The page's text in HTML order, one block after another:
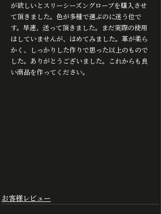
が欲しいとスリーシーズングローブを購入させ
て頂きました。色が多種で選ぶのに迷う位で
す。早速、送って頂きました。まだ実際の使用
はしていませんが、はめてみました。革が柔ら
かく、しっかりした作りで思った以上のもので
した。ありがとうございました。これからも良
い商品を作ってください。
お客様レビュー